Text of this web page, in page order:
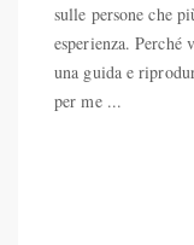
sulle persone che
esperienza.
una guida e
per me ...